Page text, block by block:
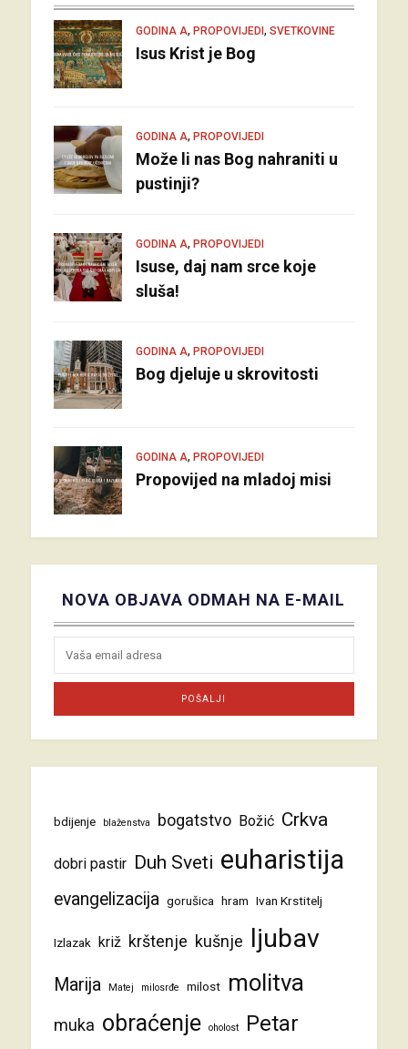
GODINA A, PROPOVIJEDI , SVETKOVINE
Isus Krist je Bog
GODINA A, PROPOVIJEDI
Može li nas Bog nahraniti u
pustinji?
GODINA A, PROPOVIJEDI
Isuse, daj nam srce koje
sluša!
GODINA A, PROPOVIJEDI
Bog djeluje u skrovitosti
GODINA A, PROPOVIJEDI
Propovijed na mladoj misi
NOVA OBJAVA ODMAH NA E-MAIL
bdijenje blaženstva bogatstvo Božić Crkva
dobri pastir Duh Sveti euharistija
evangelizacija gorušica hram Ivan Krstitelj
Izlazak križ krštenje kušnje ljubav
Marija Matej milosrđe milost molitva
muka obraćenje oholost Petar